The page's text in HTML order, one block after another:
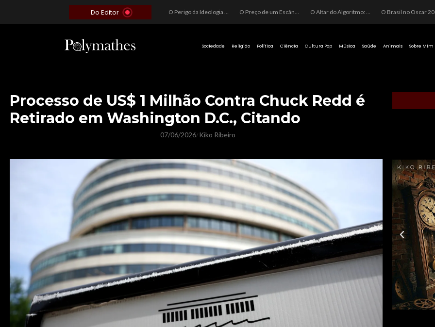
Do Editor O Perigo da Ideologia Desenfreada na Justiça: Quando a Pauta Política Substitui a Pena Criminal O Preço de um Escândalo: A Discrepância Entre o “Filme de Bolsonaro” e a Realidade do Cinema Mundial O Altar do Algoritmo: A Carência Humana e a Fabricação de Heróis no Brasil O Brasil no
Sociedade Religião Política Ciência Cultura Pop Música Saúde Animais Sobre Mim
Processo de US$ 1 Milhão Contra Chuck Redd é
Retirado em Washington D.C., Citando
07/06/2026/ Kiko Ribeiro